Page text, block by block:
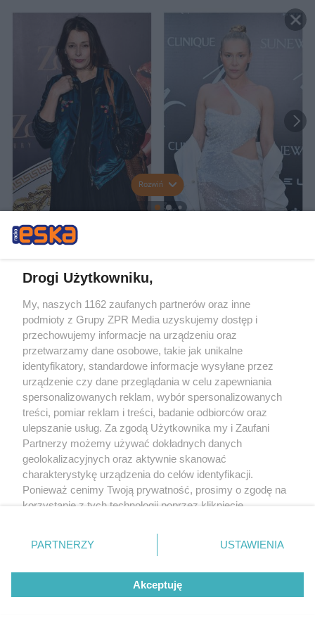
Rozwiń
Drogi Użytkowniku,
My, naszych 1162 zaufanych partnerów oraz inne
podmioty z Grupy ZPR Media uzyskujemy dostęp i
przechowujemy informacje na urządzeniu oraz
przetwarzamy dane osobowe, takie jak unikalne
identyfikatory, standardowe informacje wysyłane przez
urządzenie czy dane przeglądania w celu zapewniania
spersonalizowanych reklam, wybór spersonalizowanych
treści, pomiar reklam i treści, badanie odbiorców oraz
ulepszanie usług. Za zgodą Użytkownika my i Zaufani
Partnerzy możemy używać dokładnych danych
geolokalizacyjnych oraz aktywnie skanować
charakterystykę urządzenia do celów identyfikacji.
Ponieważ cenimy Twoją prywatność, prosimy o zgodę na
korzystanie z tych technologii poprzez kliknięcie
zmienić/wycofać klikając przycisk ustawień prywatności
znajdujący się w lewym dolnym rogu strony
rodzaje przetwarzania danych nie wymagają zgody
użytkownika, ale masz prawo sprzeciwić się takiemu
przetwarzaniu. Preferencje będą miały zastosowanie tylko
PARTNERZY USTAWIENIA
Akceptuję